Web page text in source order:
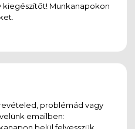
kiegészítőt! Munkanapokon
problémád vagy
emailben:
belül felvesszük